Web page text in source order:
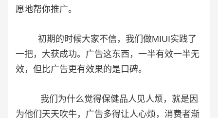
愿地帮你推广。
初期的时候大家不信，我们做MIUI实践了
一把，大获成功。广告这东西，一半有效一半无
效，但比广告更有效果的是口碑。
我们为什么觉得保健品人见人烦，就是因
为他们天天吹牛，广告多得让人心烦，消费者渐